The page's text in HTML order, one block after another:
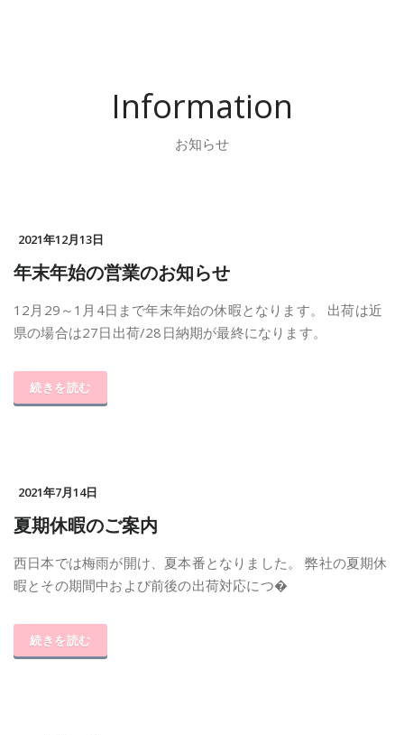
Information
お知らせ
2021年12月13日
年末年始の営業のお知らせ
12月29～1月4日まで年末年始の休暇となります。 出荷は近
県の場合は27日出荷/28日納期が最終になります。
続きを読む
2021年7月14日
夏期休暇のご案内
西日本では梅雨が開け、夏本番となりました。 弊社の夏期休
暇とその期間中および前後の出荷対応につ�
続きを読む